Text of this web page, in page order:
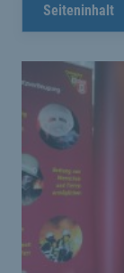
Seiteninhalt